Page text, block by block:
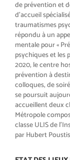
de prévention et
d’accueil
traumatismes
répondu à un
mentale pour«
psychiques et les
2020, le centre
prévention à
colloques, de
se poursuit
accueillent deux
Métropole
classe ULIS de
par Hubert